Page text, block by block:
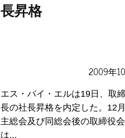
長昇格
2009年
エス・バイ・エルは19日、取
長の社長昇格を内定した。12
主総会及び同総会後の取締役
は...